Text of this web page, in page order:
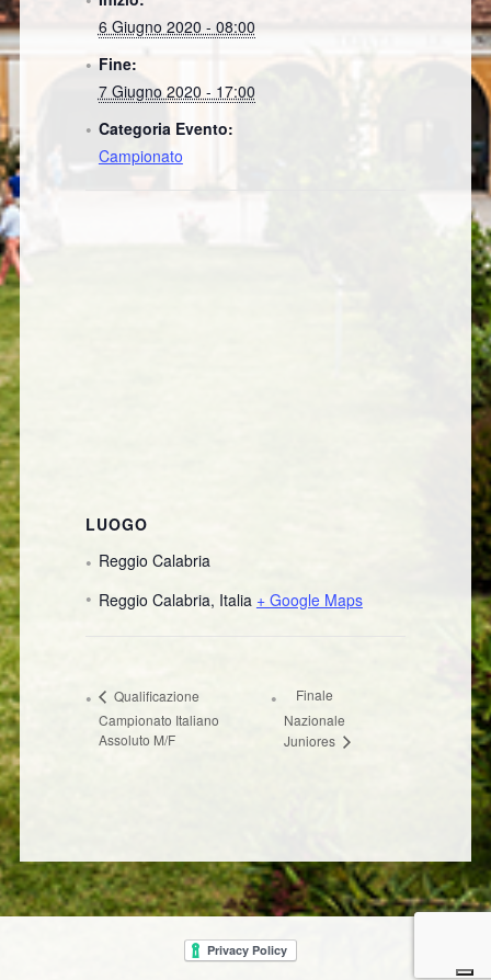
6 Giugno 2020 - 08:00
Fine:
7 Giugno 2020 - 17:00
Categoria Evento:
Campionato
LUOGO
Reggio Calabria
Reggio Calabria, Italia + Google Maps
Qualificazione
Campionato Italiano
Assoluto M/F
Finale
Nazionale
Juniores